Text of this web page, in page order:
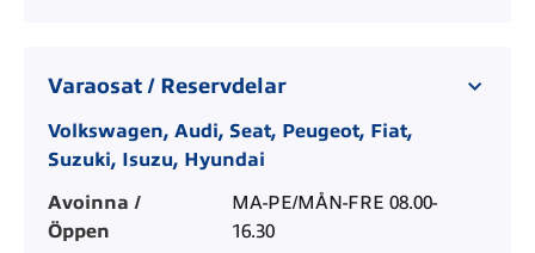
Varaosat / Reservdelar
Volkswagen, Audi, Seat, Peugeot, Fiat,
Suzuki, Isuzu, Hyundai
Avoinna /
Öppen
MA-PE/MÅN-FRE 08.00-
16.30